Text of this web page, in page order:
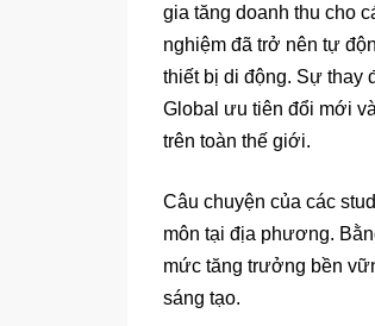
gia tăng doanh thu cho
nghiệm đã trở nên tự
thiết bị di động. Sự thay
Global ưu tiên đổi mới
trên toàn thế giới.
Câu chuyện của các
môn tại địa phương.
mức tăng trưởng bền
sáng tạo.